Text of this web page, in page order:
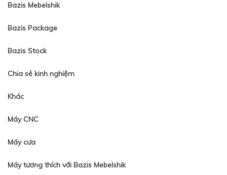
Bazis Mebelshik
Bazis Package
Bazis Stock
Chia sẻ kinh nghiệm
Khác
Máy CNC
Máy cưa
Máy tương thích với Bazis Mebelshik